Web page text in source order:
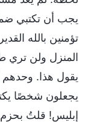
يجب أن تكتبي
تؤمنين بالله
المنزل ولن تري
يقول هذا.
يجعلون شخصًا
إبليس! قلتُ